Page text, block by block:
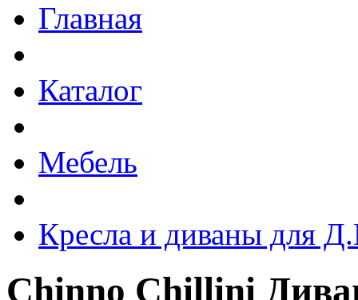
Главная
Каталог
Мебель
Кресла и диваны для
Chinno Chillini